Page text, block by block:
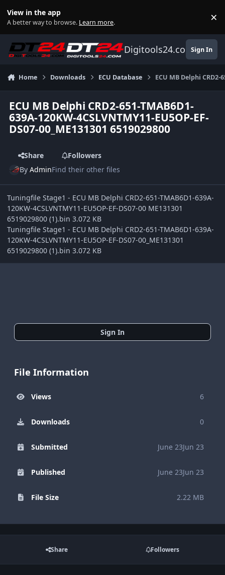
View in the app
A better way to browse. Learn more. ×
Digitools24.comSign In
Home Downloads ECU Database ECU MB Delphi CRD2-
ECU MB Delphi CRD2-651-TMAB6D1-
639A-120KW-4CSLVNTMY11-EU5OP-EF-
DS07-00_ME131301 6519029800
Share
Followers
ByAdminFind their other files
Tuningfile Stage1 - ECU MB Delphi CRD2-651-TMAB6D1-639A-
120KW-4CSLVNTMY11-EU5OP-EF-DS07-00 ME131301
6519029800 (1).bin 3.072 KB
Tuningfile Stage1 - ECU MB Delphi CRD2-651-TMAB6D1-639A-
120KW-4CSLVNTMY11-EU5OP-EF-DS07-00_ME131301
6519029800 (1).bin 3.072 KB
Sign In
File Information
Views 6
Downloads 0
Submitted June 23Jun 23
Published June 23Jun 23
File Size 2.22 MB
Share Followers